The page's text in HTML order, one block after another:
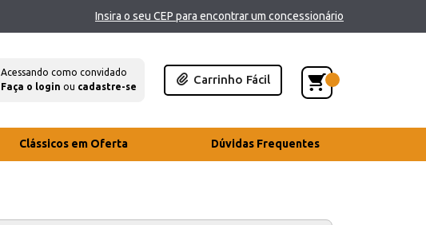
Insira o seu CEP para encontrar um concessionário
Acessando como convidado
Faça o login ou cadastre-se
Carrinho Fácil
Clássicos em Oferta Dúvidas Frequentes